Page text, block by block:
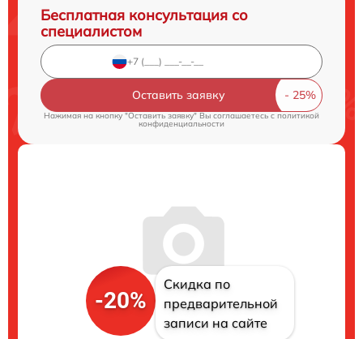
Бесплатная консультация со
специалистом
Оставить заявку
Нажимая на кнопку "Оставить заявку" Вы соглашаетесь cполитикой
конфиденциальности
-20%
Скидка по
предварительной
записи на сайте